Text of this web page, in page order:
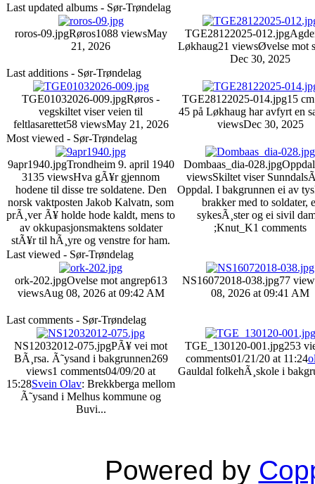
Last updated albums - Sør-Trøndelag
roros-09.jpgRøros1088 viewsMay
21, 2026
TGE28122025-012.jpg
Løkhaug21 viewsØvelse mot
Dec 30, 2025
Last additions - Sør-Trøndelag
TGE01032026-009.jpgRøros -
vegskiltet viser veien til
feltlasarettet58 viewsMay 21, 2026
TGE28122025-014.jpg15
45 på Løkhaug har avfyrt en
viewsDec 30, 2025
Most viewed - Sør-Trøndelag
9apr1940.jpgTrondheim 9. april 1940
3135 viewsHva gÃ¥r gjennom
hodene til disse tre soldatene. Den
norsk vaktposten Jakob Kalvatn, som
prÃ¸ver Ã¥ holde hode kaldt, mens to
av okkupasjonsmaktens soldater
stÃ¥r til hÃ¸yre og venstre for ham.
Dombaas_dia-028.jpgOppdal
viewsSkiltet viser
Oppdal. I bakgrunnen ei av
brakker med to soldater,
sykesÃ¸ster og ei sivil
;Knut_K1 comments
Last viewed - Sør-Trøndelag
ork-202.jpgOvelse mot angrep613
viewsAug 08, 2026 at 09:42 AM
NS16072018-038.jpg77
08, 2026 at 09:41 AM
Last comments - Sør-Trøndelag
NS12032012-075.jpgPÃ¥ vei mot
BÃ¸rsa. Ã˜ysand i bakgrunnen269
views1 comments04/09/20 at
15:28Svein Olav: Brekkberga mellom
Ã˜ysand i Melhus kommune og
Buvi...
TGE_130120-001.jpg253
comments01/21/20 at 11:24
Gauldal folkehÃ¸skole i
Powered by